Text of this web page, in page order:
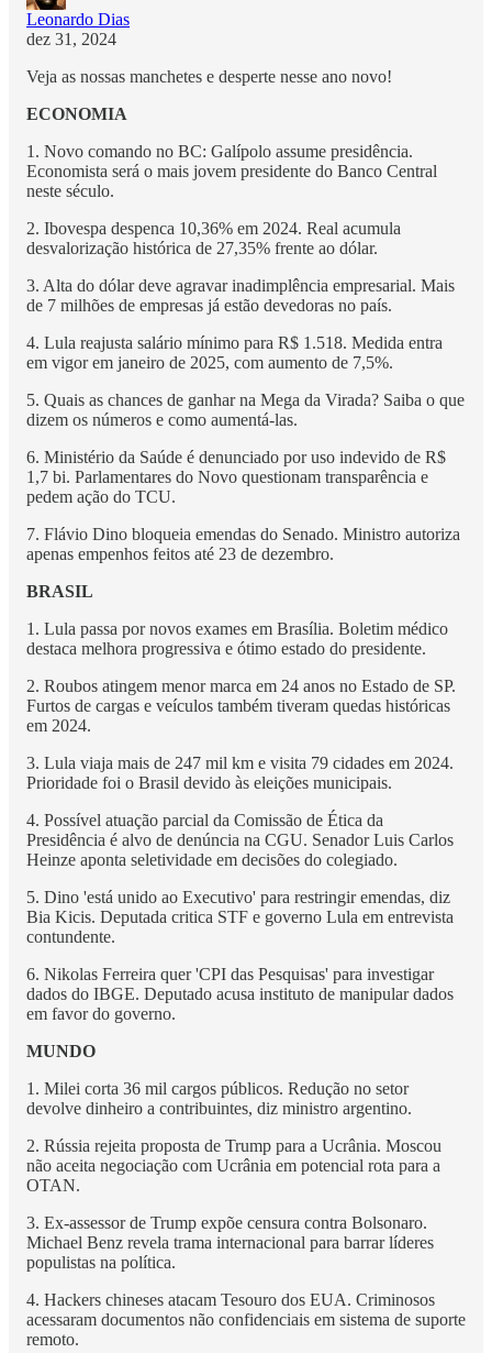
Leonardo Dias
dez 31, 2024
Veja as nossas manchetes e desperte nesse ano novo!
ECONOMIA
1. Novo comando no BC: Galípolo assume presidência.
Economista será o mais jovem presidente do Banco Central
neste século.
2. Ibovespa despenca 10,36% em 2024. Real acumula
desvalorização histórica de 27,35% frente ao dólar.
3. Alta do dólar deve agravar inadimplência empresarial. Mais
de 7 milhões de empresas já estão devedoras no país.
4. Lula reajusta salário mínimo para R$ 1.518. Medida entra
em vigor em janeiro de 2025, com aumento de 7,5%.
5. Quais as chances de ganhar na Mega da Virada? Saiba o que
dizem os números e como aumentá-las.
6. Ministério da Saúde é denunciado por uso indevido de R$
1,7 bi. Parlamentares do Novo questionam transparência e
pedem ação do TCU.
7. Flávio Dino bloqueia emendas do Senado. Ministro autoriza
apenas empenhos feitos até 23 de dezembro.
BRASIL
1. Lula passa por novos exames em Brasília. Boletim médico
destaca melhora progressiva e ótimo estado do presidente.
2. Roubos atingem menor marca em 24 anos no Estado de SP.
Furtos de cargas e veículos também tiveram quedas históricas
em 2024.
3. Lula viaja mais de 247 mil km e visita 79 cidades em 2024.
Prioridade foi o Brasil devido às eleições municipais.
4. Possível atuação parcial da Comissão de Ética da
Presidência é alvo de denúncia na CGU. Senador Luis Carlos
Heinze aponta seletividade em decisões do colegiado.
5. Dino 'está unido ao Executivo' para restringir emendas, diz
Bia Kicis. Deputada critica STF e governo Lula em entrevista
contundente.
6. Nikolas Ferreira quer 'CPI das Pesquisas' para investigar
dados do IBGE. Deputado acusa instituto de manipular dados
em favor do governo.
MUNDO
1. Milei corta 36 mil cargos públicos. Redução no setor
devolve dinheiro a contribuintes, diz ministro argentino.
2. Rússia rejeita proposta de Trump para a Ucrânia. Moscou
não aceita negociação com Ucrânia em potencial rota para a
OTAN.
3. Ex-assessor de Trump expõe censura contra Bolsonaro.
Michael Benz revela trama internacional para barrar líderes
populistas na política.
4. Hackers chineses atacam Tesouro dos EUA. Criminosos
acessaram documentos não confidenciais em sistema de suporte
remoto.